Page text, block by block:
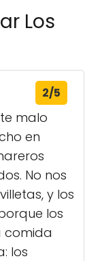
Los
2/5
malo
en
No nos
y los
los
comida
los